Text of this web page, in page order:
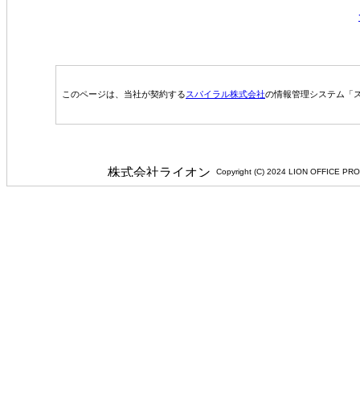
このページは、当社が契約するスパイラル株式会社の情報管理システム「
Copyright (C) 2024 LION OFFICE